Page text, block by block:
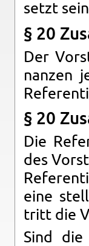
setzt
§ 20
Der
nanzen
§ 20
Die
des
eine
tritt die
Sind